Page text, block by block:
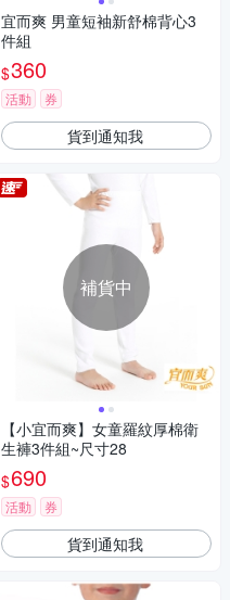
宜而爽 男童短袖新舒棉背心3
件組
$360
活動 券
貨到通知我
補貨中
【小宜而爽】女童羅紋厚棉衛
生褲3件組~尺寸28
$690
活動 券
貨到通知我